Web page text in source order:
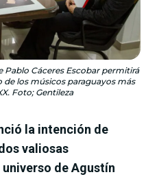
Pablo Cáceres Escobar permitirá
los músicos paraguayos más
Foto; Gentileza
la intención de
valiosas
de Agustín